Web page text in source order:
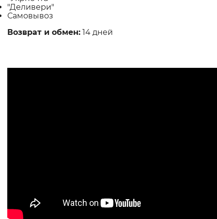
"Деливери"
Самовывоз
Возврат и обмен: 14 дней